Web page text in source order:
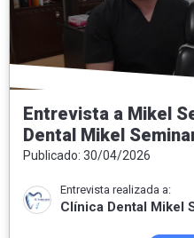
Entrevista a Mikel
Dental Mikel
fundamental es
Publicado: 30/04/2026
Entrevista realizada a:
Clínica Dental Mikel